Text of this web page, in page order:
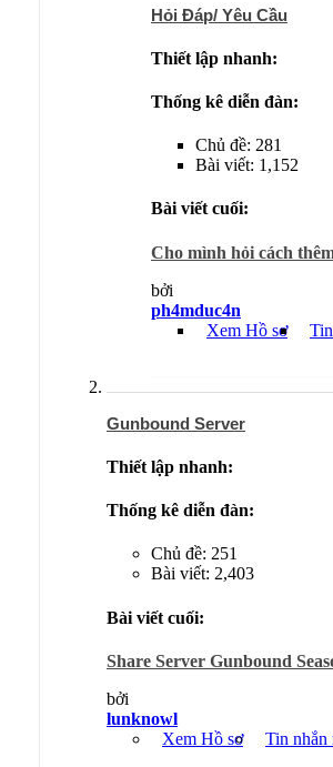
Hỏi Đáp/ Yêu Cầu
Thiết lập nhanh:
Thống kê diễn đàn:
Chủ đề: 281
Bài viết: 1,152
Bài viết cuối:
Cho mình hỏi cách
bởi
ph4mduc4n
Xem Hồ sơ
Gunbound Server
Thiết lập nhanh:
Thống kê diễn đàn:
Chủ đề: 251
Bài viết: 2,403
Bài viết cuối:
Share Server Gunbound
bởi
lunknowl
Xem Hồ sơ
Tin nhắn